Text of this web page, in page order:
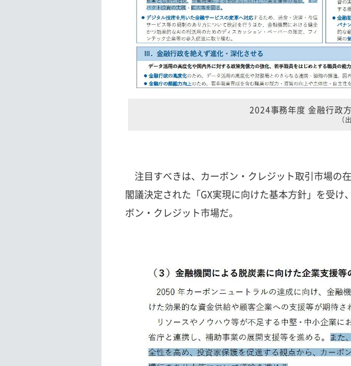
2024事務年度 金融行政方
（
注目すべきは、カーボン・クレジット取引市場の
閣議決定された「GX実現に向けた基本方針」を受
ボン・クレジット市場だ。